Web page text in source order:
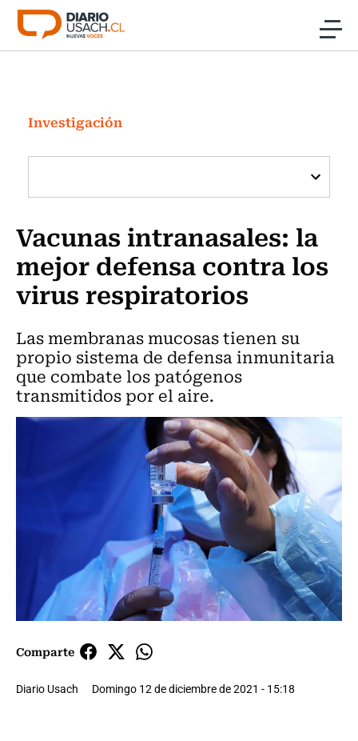
Click acá para ir directamente al contenido
Investigación
Cultura
Programas Radio y TV Usach
Investigación
Vacunas intranasales: la
mejor defensa contra los
virus respiratorios
Las membranas mucosas tienen su
propio sistema de defensa inmunitaria
que combate los patógenos
transmitidos por el aire.
Comparte
Diario Usach Domingo 12 de diciembre de 2021 - 15:18